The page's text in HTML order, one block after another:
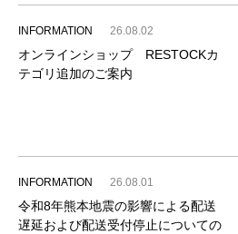
INFORMATION 26.08.02
オンラインショップ RESTOCKカ
テゴリ追加のご案内
INFORMATION 26.08.01
令和8年熊本地震の影響による配送
遅延および配送受付停止についての